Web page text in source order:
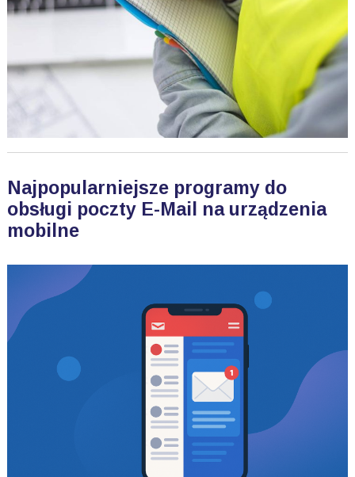
Najpopularniejsze programy do
obsługi poczty E-Mail na urządzenia
mobilne